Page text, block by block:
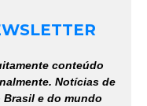
conteúdo
Notícias de
e do mundo